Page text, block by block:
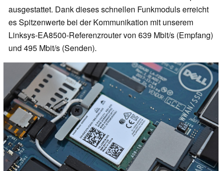
ausgestattet. Dank dieses schnellen Funkmoduls erreicht
es Spitzenwerte bei der Kommunikation mit unserem
Linksys-EA8500-Referenzrouter von 639 Mbit/s (Empfang)
und 495 Mbit/s (Senden).